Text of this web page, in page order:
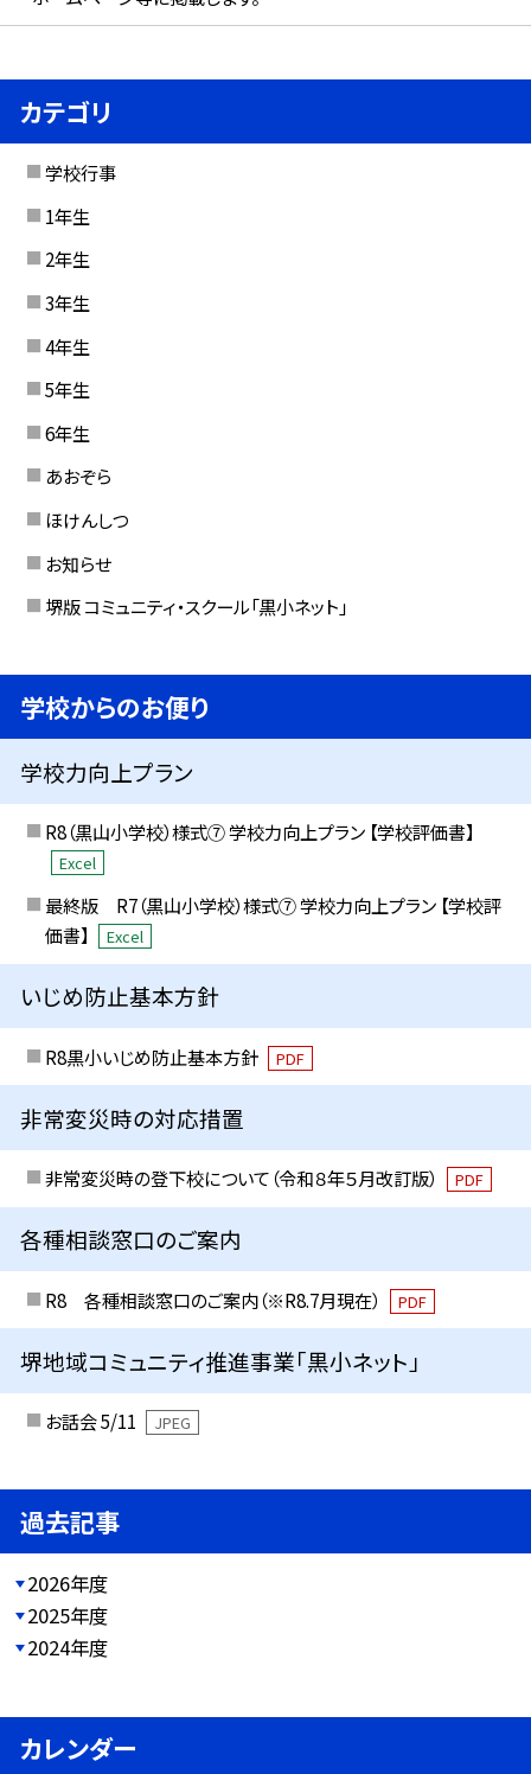
カテゴリ
学校行事
1年生
2年生
3年生
4年生
5年生
6年生
あおぞら
ほけんしつ
お知らせ
堺版 コミュニティ・スクール「黒小ネット」
学校からのお便り
学校力向上プラン
R8（黒山小学校）様式⑦ 学校力向上プラン 【学校評価書】
Excel
最終版 R7（黒山小学校）様式⑦ 学校力向上プラン 【学校評
価書】
Excel
いじめ防止基本方針
R8黒小いじめ防止基本方針 PDF
非常変災時の対応措置
非常変災時の登下校について（令和８年５月改訂版） PDF
各種相談窓口のご案内
R8 各種相談窓口のご案内（※R8.7月現在） PDF
堺地域コミュニティ推進事業「黒小ネット」
お話会 5/11 JPEG
過去記事
2026年度
2025年度
2024年度
カレンダー